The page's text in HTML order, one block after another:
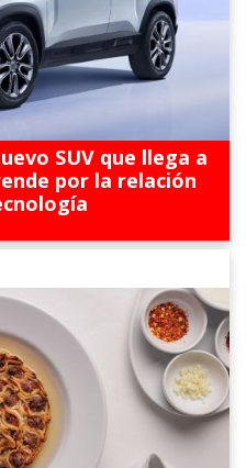
SUV que llega a
por la relación